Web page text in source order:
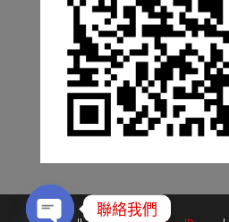
聯絡我們